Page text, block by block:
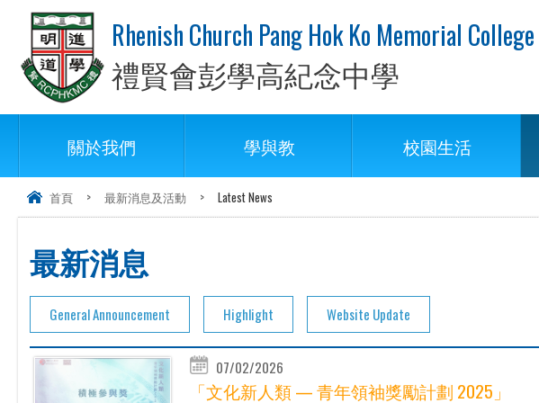
Rhenish Church Pang Hok Ko Memorial College
禮賢會彭學高紀念中學
關於我們 學與教 校園生活
首頁 > 最新消息及活動 > Latest News
最新消息
General Announcement Highlight Website Update
07/02/2026
「文化新人類 — 青年領袖獎勵計劃 2025」